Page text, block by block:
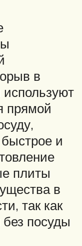
в
прямой
и
плиты
в
так как
посуды